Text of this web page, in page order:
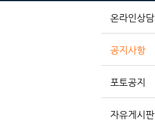
온라인상담
공지사항
포토공지
자유게시판